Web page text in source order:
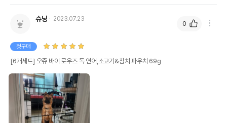
슈냥 2023.07.23
첫구매
[6개세트] 오쥬 바이 로우즈 독 연어,소고기&참치 파우치 69g
0